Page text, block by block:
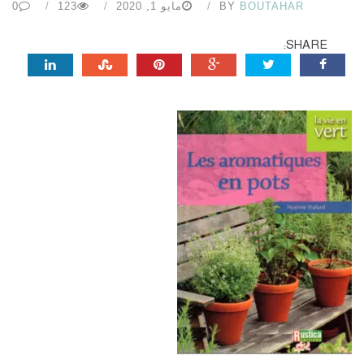
BY BOUTAHAR مايو 1, 2020 123
0
SHARE: